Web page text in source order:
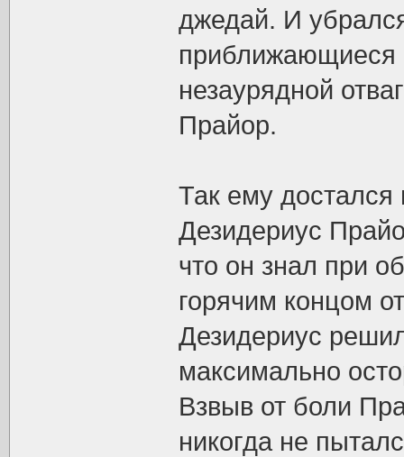
джедай. И
приближающиеся
незаурядной
Прайор.
Так ему достался
Дезидериус
что он знал при
горячим концом
Дезидериус
максимально
Взвыв от боли
никогда не